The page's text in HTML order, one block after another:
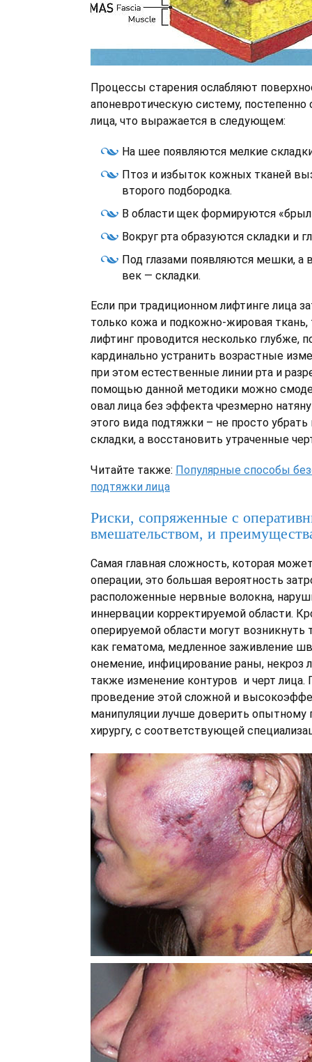
Процессы старения ослабляют
апоневротическую систему,
лица, что выражается в следующем:
На шее появляются мелкие
Птоз и избыток кожных тканей
второго подбородка.
В области щек формируются
Вокруг рта образуются складки и
Под глазами появляются мешки, а
век — складки.
Если при традиционном лифтинге лица
только кожа и подкожно-жировая ткань,
лифтинг проводится несколько глубже,
кардинально устранить возрастные
при этом естественные линии рта и
помощью данной методики можно
овал лица без эффекта чрезмерно
этого вида подтяжки – не просто
складки, а восстановить утраченные
Читайте также: Популярные способы
подтяжки лица
Риски, сопряженные с
вмешательством, и
Самая главная сложность, которая
операции, это большая вероятность
расположенные нервные волокна,
иннервации корректируемой области.
оперируемой области могут возникнуть
как гематома, медленное заживление
онемение, инфицирование раны, некроз
также изменение контуров и черт лица.
проведение этой сложной и
манипуляции лучше доверить опытному
хирургу, с соответствующей